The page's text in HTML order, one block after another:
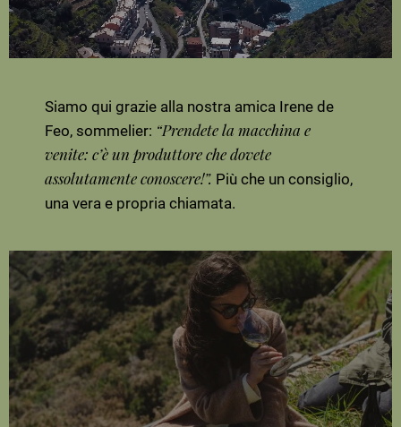
Siamo qui grazie alla nostra amica Irene de
Feo, sommelier: “Prendete la macchina e
venite: c’è un produttore che dovete
assolutamente conoscere!”. Più che un consiglio,
una vera e propria chiamata.